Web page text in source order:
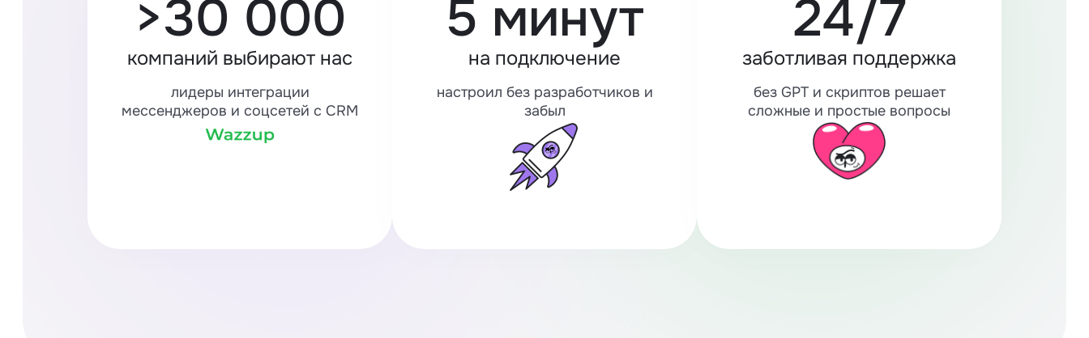
>30 000
компаний выбирают нас
лидеры интеграции
мессенджеров и соцсетей с CRM
5 минут
на подключение
настроил без разработчиков и
забыл
24/7
заботливая поддержка
без GPT и скриптов решает
сложные и простые вопросы